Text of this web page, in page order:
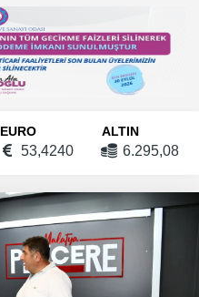
EURO
53,4240
ALTIN
6.295,08